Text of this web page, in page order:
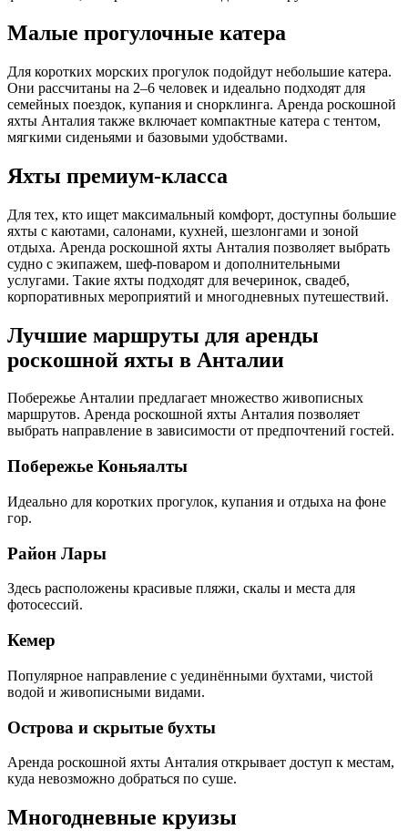
Малые прогулочные катера
Для коротких морских прогулок подойдут небольшие катера.
Они рассчитаны на 2–6 человек и идеально подходят для
семейных поездок, купания и снорклинга. Аренда роскошной
яхты Анталия также включает компактные катера с тентом,
мягкими сиденьями и базовыми удобствами.
Яхты премиум‑класса
Для тех, кто ищет максимальный комфорт, доступны большие
яхты с каютами, салонами, кухней, шезлонгами и зоной
отдыха. Аренда роскошной яхты Анталия позволяет выбрать
судно с экипажем, шеф‑поваром и дополнительными
услугами. Такие яхты подходят для вечеринок, свадеб,
корпоративных мероприятий и многодневных путешествий.
Лучшие маршруты для аренды
роскошной яхты в Анталии
Побережье Анталии предлагает множество живописных
маршрутов. Аренда роскошной яхты Анталия позволяет
выбрать направление в зависимости от предпочтений гостей.
Побережье Коньяалты
Идеально для коротких прогулок, купания и отдыха на фоне
гор.
Район Лары
Здесь расположены красивые пляжи, скалы и места для
фотосессий.
Кемер
Популярное направление с уединёнными бухтами, чистой
водой и живописными видами.
Острова и скрытые бухты
Аренда роскошной яхты Анталия открывает доступ к местам,
куда невозможно добраться по суше.
Многодневные круизы